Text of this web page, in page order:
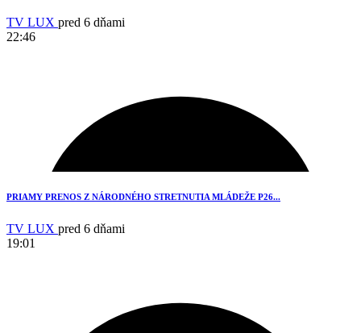
TV LUX pred 6 dňami
22:46
PRIAMY PRENOS Z NÁRODNÉHO STRETNUTIA MLÁDEŽE P26...
TV LUX pred 6 dňami
19:01